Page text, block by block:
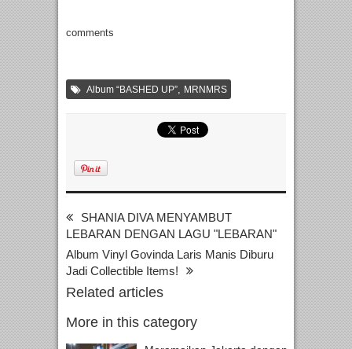
comments
Album “BASHED UP” MRNMRS
SHANIA DIVA MENYAMBUT
LEBARAN DENGAN LAGU "LEBARAN"
Album Vinyl Govinda Laris Manis Diburu
Jadi Collectible Items!
Related articles
More in this category